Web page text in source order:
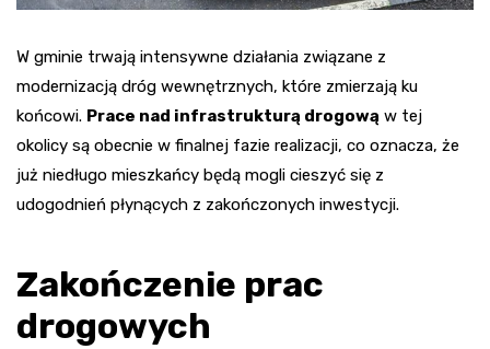
W gminie trwają intensywne działania związane z
modernizacją dróg wewnętrznych, które zmierzają ku
końcowi. Prace nad infrastrukturą drogową w tej
okolicy są obecnie w finalnej fazie realizacji, co oznacza, że
już niedługo mieszkańcy będą mogli cieszyć się z
udogodnień płynących z zakończonych inwestycji.
Zakończenie prac
drogowych